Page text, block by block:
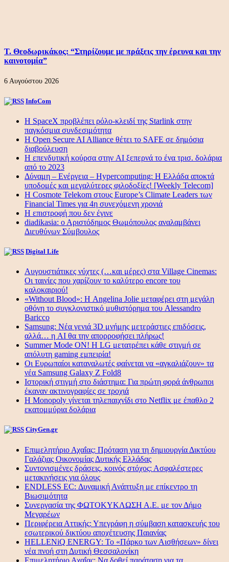
Τ. Θεοδωρικάκος: “Στηρίζουμε με πράξεις την έρευνα και την
καινοτομία”
6 Αυγούστου 2026
InfoCom
Η SpaceX προβλέπει ρόλο-κλειδί της Starlink στην
παγκόσμια συνδεσιμότητα
Η Open Secure AI Alliance θέτει το SAFE σε δημόσια
διαβούλευση
Η επενδυτική κούρσα στην AI ξεπερνά το ένα τρισ. δολάρια
από το 2023
Δύναμη – Ενέργεια – Ηypercomputing: Η Ελλάδα αποκτά
υποδομές και μεγαλύτερες φιλοδοξίες! [Weekly Telecom]
Η Cosmote Telekom στους Europe’s Climate Leaders των
Financial Times για 4η συνεχόμενη χρονιά
Η επιστροφή που δεν έγινε
diadikasia: ο Αριστόδημος Θωμόπουλος αναλαμβάνει
Διευθύνων Σύμβουλος
Digital Life
Αυγουστιάτικες νύχτες (…και μέρες) στα Village Cinemas:
Οι ταινίες που χαρίζουν το καλύτερο encore του
καλοκαιριού!
«Without Blood»: Η Angelina Jolie μεταφέρει στη μεγάλη
οθόνη το συγκλονιστικό μυθιστόρημα του Alessandro
Baricco
Samsung: Νέα γενιά 3D μνήμης μετεράστιες επιδόσεις,
αλλά… η AI θα την απορροφήσει πλήρως!
Summer Mode ON! Η LG μετατρέπει κάθε στιγμή σε
απόλυτη gaming εμπειρία!
Οι Ευρωπαίοι καταναλωτές φαίνεται να «αγκαλιάζουν» τα
νέα Samsung Galaxy Z Fold8
Ιστορική στιγμή στο διάστημα: Για πρώτη φορά άνθρωποι
έκαναν ακτινογραφίες σε τροχιά
Η Monopoly γίνεται τηλεπαιχνίδι στο Netflix με έπαθλο 2
εκατομμύρια δολάρια
CityGen.gr
Επιμελητήριο Αχαΐας: Πρόταση για τη δημιουργία Δικτύου
Γαλάζιας Οικονομίας Δυτικής Ελλάδας
Συντονισμένες δράσεις, κοινός στόχος: Ασφαλέστερες
μετακινήσεις για όλους
ENDLESS EC: Δυναμική Ανάπτυξη με επίκεντρο τη
Βιωσιμότητα
Συνεργασία της ΦΩΤΟΚΥΚΛΩΣΗ Α.Ε. με τον Δήμο
Μεγαρέων
Περιφέρεια Αττικής: Υπεγράφη η σύμβαση κατασκευής του
εσωτερικού δικτύου αποχέτευσης Παιανίας
HELLENiQ ENERGY: Το «Πάρκο των Αισθήσεων» δίνει
νέα πνοή στη Δυτική Θεσσαλονίκη
Επιμελητήριο Αχαΐας: Να δοθεί παράταση για τα